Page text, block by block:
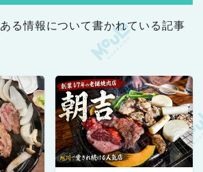
る情報について書かれている記事